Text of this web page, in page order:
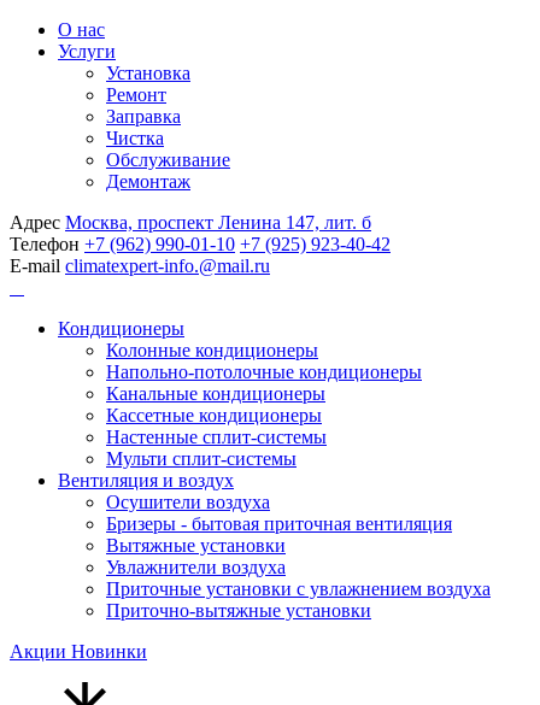
О нас
Услуги
Установка
Ремонт
Заправка
Чистка
Обслуживание
Демонтаж
Адрес Москва, проспект Ленина 147, лит. б
Телефон +7 (962) 990-01-10 +7 (925) 923-40-42
E-mail climatexpert-info.@mail.ru
Кондиционеры
Колонные кондиционеры
Напольно-потолочные кондиционеры
Канальные кондиционеры
Кассетные кондиционеры
Настенные сплит-системы
Мульти сплит-системы
Вентиляция и воздух
Осушители воздуха
Бризеры - бытовая приточная вентиляция
Вытяжные установки
Увлажнители воздуха
Приточные установки с увлажнением воздуха
Приточно-вытяжные установки
Акции Новинки